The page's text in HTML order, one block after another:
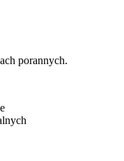
porannych.